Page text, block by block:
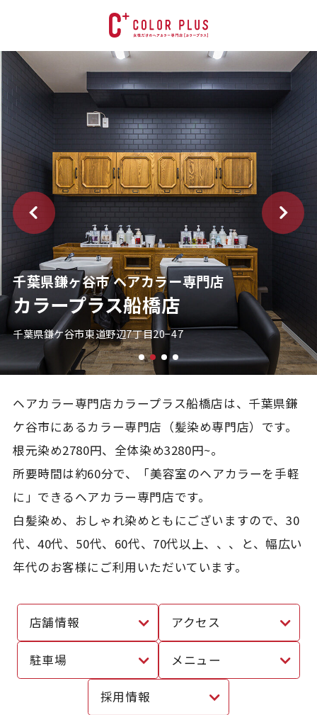
千葉県鎌ヶ谷市 ヘアカラー専門店
カラープラス船橋店
千葉県鎌ケ谷市東道野辺7丁目20−47
ヘアカラー専門店カラープラス船橋店は、千葉県鎌
ケ谷市にあるカラー専門店（髪染め専門店）です。
根元染め2780円、全体染め3280円~。
所要時間は約60分で、「美容室のヘアカラーを手軽
に」できるヘアカラー専門店です。
白髪染め、おしゃれ染めともにございますので、30
代、40代、50代、60代、70代以上、、、と、幅広い
年代のお客様にご利用いただいています。
店舗情報 アクセス
駐車場 メニュー
採用情報